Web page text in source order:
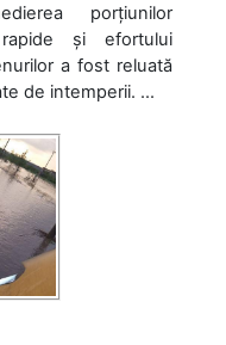
porțiunilor
rapide și efortului
a fost reluată
de intemperii. ...